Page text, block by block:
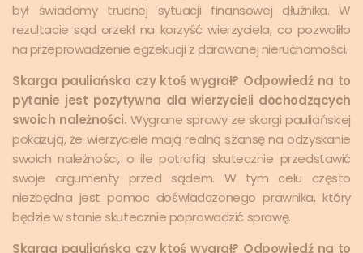
był świadomy trudnej sytuacji finansowej dłużnika. W
rezultacie sąd orzekł na korzyść wierzyciela, co pozwoliło
na przeprowadzenie egzekucji z darowanej nieruchomości.
Skarga pauliańska czy ktoś wygrał? Odpowiedź na to
pytanie jest pozytywna dla wierzycieli dochodzących
swoich należności.Wygrane sprawy ze skargi pauliańskiej
pokazują, że wierzyciele mają realną szansę na odzyskanie
swoich należności, o ile potrafią skutecznie przedstawić
swoje argumenty przed sądem. W tym celu często
niezbędna jest pomoc doświadczonego prawnika, który
będzie w stanie skutecznie poprowadzić sprawę.
Skarga pauliańska czy ktoś wygrał? Odpowiedź na to